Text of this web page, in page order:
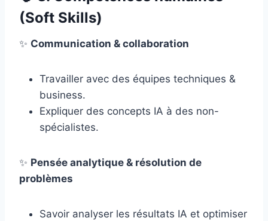
(Soft Skills)
✨ Communication & collaboration
Travailler avec des équipes techniques &
business.
Expliquer des concepts IA à des non-
spécialistes.
✨ Pensée analytique & résolution de
problèmes
Savoir analyser les résultats IA et optimiser